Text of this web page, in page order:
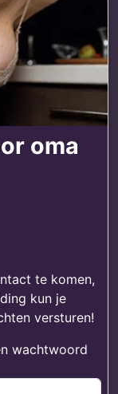
oma
te komen,
kun je
versturen!
wachtwoord